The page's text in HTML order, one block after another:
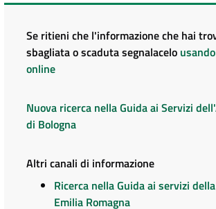
Se ritieni che l'informazione che hai
sbagliata o scaduta segnalacelo
online
Nuova ricerca nella Guida ai Servizi
di Bologna
Altri canali di informazione
Ricerca nella Guida ai servizi
Emilia Romagna